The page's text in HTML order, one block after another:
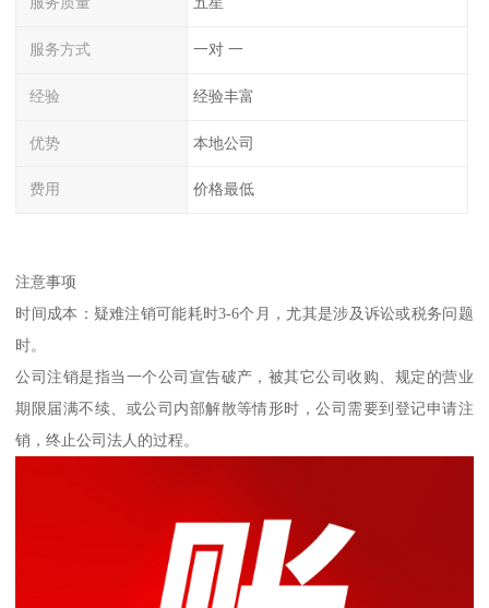
服务方式 一对 一
经验 经验丰富
优势 本地公司
费用 价格最低
注意事项
时间成本：疑难注销可能耗时3-6个月，尤其是涉及诉讼或税务问题
时。
公司注销是指当一个公司宣告破产，被其它公司收购、规定的营业
期限届满不续、或公司内部解散等情形时，公司需要到登记申请注
销，终止公司法人的过程。